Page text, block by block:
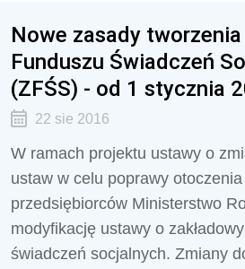
Nowe zasady
Funduszu Świadczeń
(ZFŚS) - od 1 stycznia
22 sie 2016
W ramach projektu ustawy o
ustaw w celu poprawy
przedsiębiorców Ministerstwo
modyfikację ustawy o
świadczeń socjalnych. Zmiany